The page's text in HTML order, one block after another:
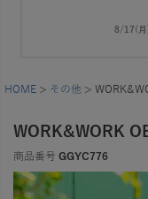
8/17(月
HOME その他
WORK&WORK
商品番号 GGYC776